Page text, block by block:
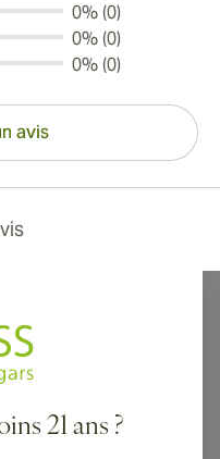
0% (0)
0% (0)
0% (0)
avis
21 ans ?
le Canada, le Royaume-Uni